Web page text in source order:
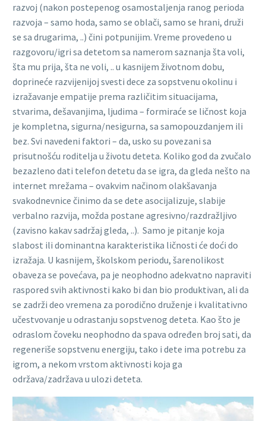
razvoj (nakon postepenog osamostaljenja ranog perioda
razvoja – samo hoda, samo se oblači, samo se hrani, druži
se sa drugarima, ..) čini potpunijim. Vreme provedeno u
razgovoru/igri sa detetom sa namerom saznanja šta voli,
šta mu prija, šta ne voli, .. u kasnijem životnom dobu,
doprineće razvijenijoj svesti dece za sopstvenu okolinu i
izražavanje empatije prema različitim situacijama,
stvarima, dešavanjima, ljudima – formiraće se ličnost koja
je kompletna, sigurna/nesigurna, sa samopouzdanjem ili
bez. Svi navedeni faktori – da, usko su povezani sa
prisutnošću roditelja u životu deteta. Koliko god da zvučalo
bezazleno dati telefon detetu da se igra, da gleda nešto na
internet mrežama – ovakvim načinom olakšavanja
svakodnevnice činimo da se dete asocijalizuje, slabije
verbalno razvija, možda postane agresivno/razdražljivo
(zavisno kakav sadržaj gleda, ..). Samo je pitanje koja
slabost ili dominantna karakteristika ličnosti će doći do
izražaja. U kasnijem, školskom periodu, šarenolikost
obaveza se povećava, pa je neophodno adekvatno napraviti
raspored svih aktivnosti kako bi dan bio produktivan, ali da
se zadrži deo vremena za porodično druženje i kvalitativno
učestvovanje u odrastanju sopstvenog deteta. Kao što je
odraslom čoveku neophodno da spava određen broj sati, da
regeneriše sopstvenu energiju, tako i dete ima potrebu za
igrom, a nekom vrstom aktivnosti koja ga
održava/zadržava u ulozi deteta.